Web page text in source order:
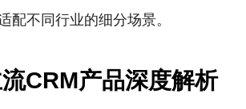
配不同行业的细分场景。
CRM产品深度解析